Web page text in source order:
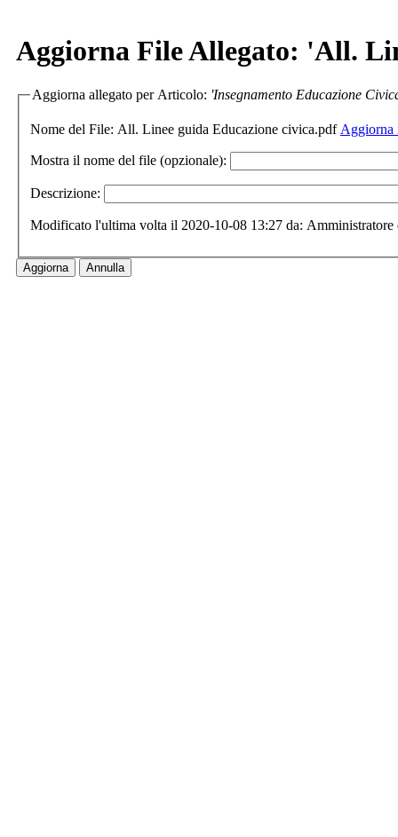
Aggiorna File Allegato: 'All.
Aggiorna allegato per Articolo: 'Insegnamento Educazione
Nome del File: All. Linee guida Educazione civica.pdfAggiorna
Mostra il nome del file (opzionale):
Descrizione:
Modificato l'ultima volta il 2020-10-08 13:27 da: Amministratore